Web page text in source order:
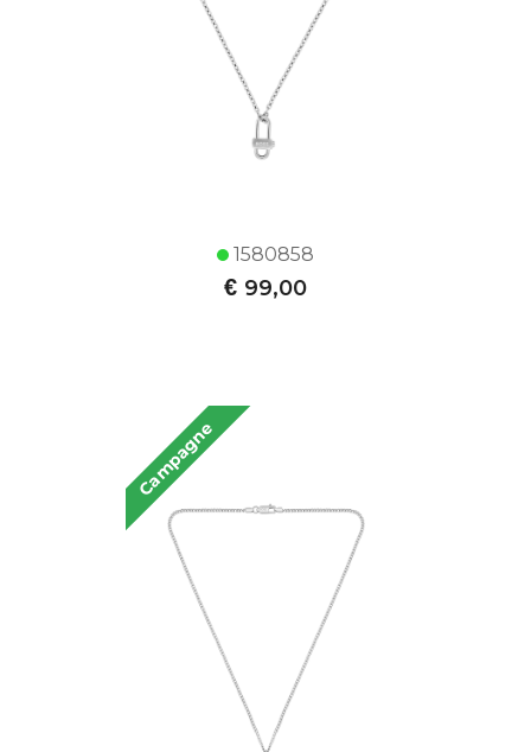
1580858
€ 99,00
Campagne